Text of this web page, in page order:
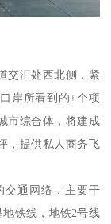
交汇处西北侧，紧
岸所看到的+个项
市综合体，将建成
，提供私人商务飞
交通网络，主要干
铁线，地铁2号线